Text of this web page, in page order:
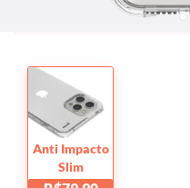
Flexível
Anti Impacto
Slim